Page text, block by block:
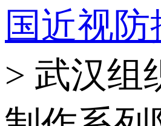
国近视
> 武汉组